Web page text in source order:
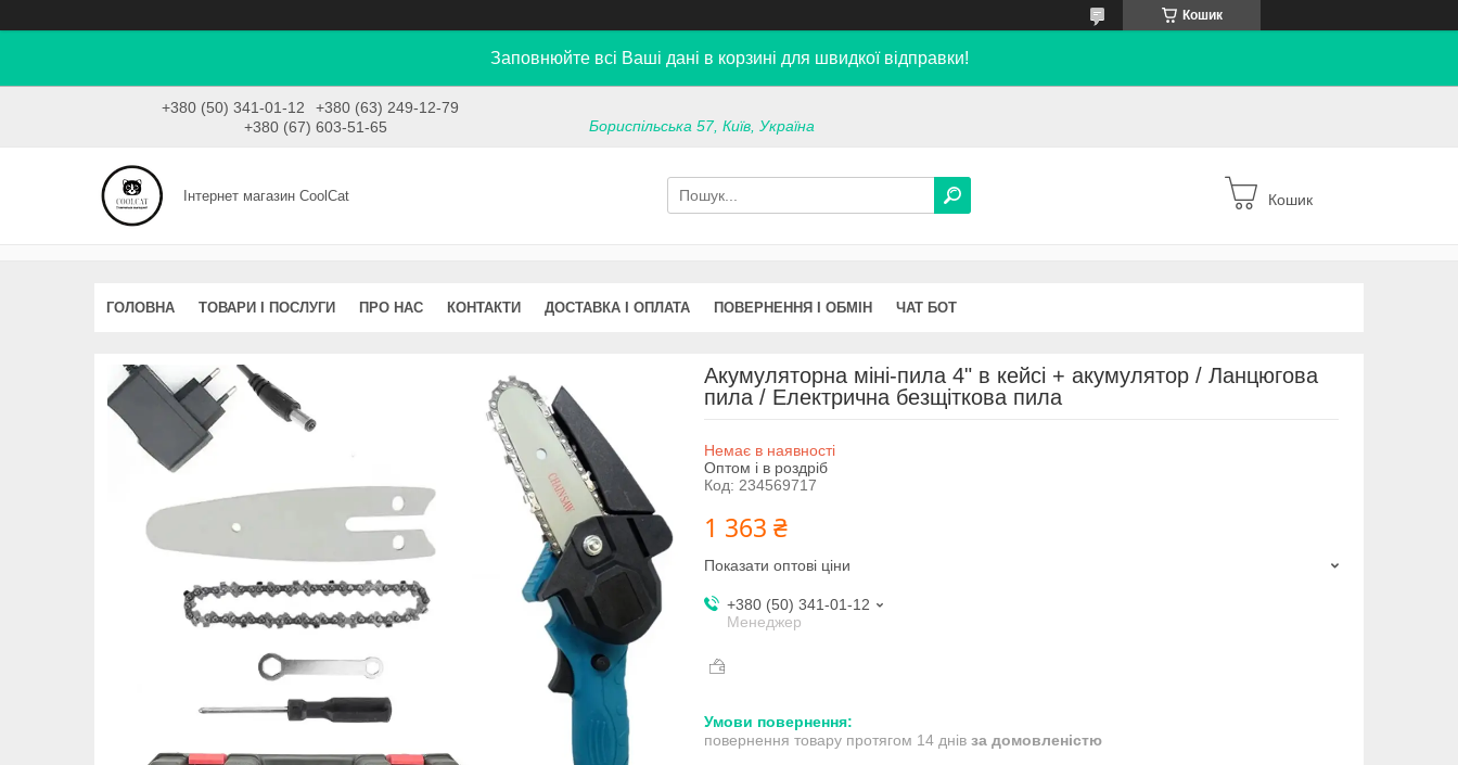
Кошик
Заповнюйте всі Ваші дані в корзині для швидкої відправки!
+380 (50) 341-01-12
+380 (63) 249-12-79
+380 (67) 603-51-65
Бориспільська 57, Київ, Україна
Інтернет магазин CoolCat Кошик
ГОЛОВНА ТОВАРИ І ПОСЛУГИ ПРО НАС КОНТАКТИ ДОСТАВКА І ОПЛАТА ПОВЕРНЕННЯ І ОБМІН ЧАТ БОТ
Акумуляторна міні-пила 4" в кейсі + акумулятор / Ланцюгова
пила / Електрична безщіткова пила
Немає в наявності
Оптом і в роздріб
Код: 234569717
1 363 ₴
Показати оптові ціни
+380 (50) 341-01-12
Менеджер
повернення товару протягом 14 днів за домовленістю